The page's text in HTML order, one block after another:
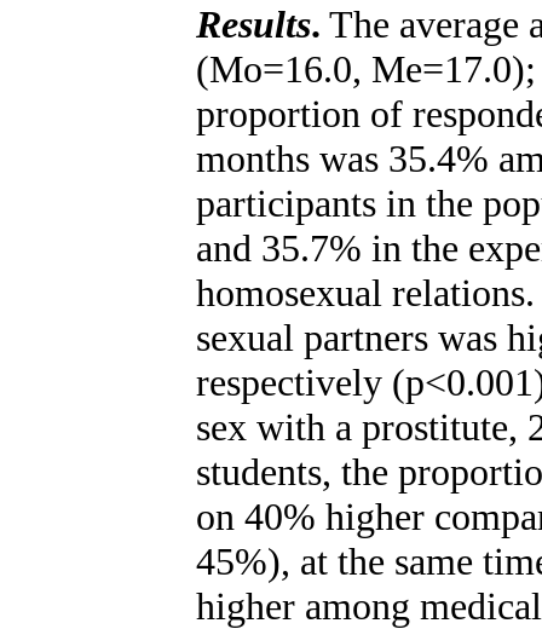
Results. The average
(Mo=16.0,
proportion of
months was 35.4%
participants in the
and 35.7% in the
homosexual
sexual partners was
respectively
sex with a prostitute,
students, the
on 40% higher
45%), at the same
higher among